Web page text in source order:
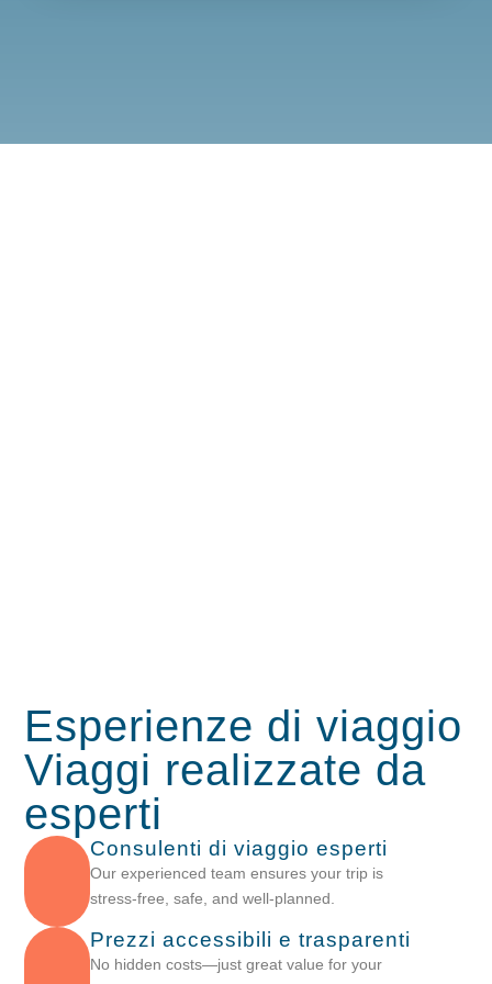
Esperienze di viaggio
Viaggi realizzate da
esperti
Consulenti di viaggio esperti
Our experienced team ensures your trip is
stress-free, safe, and well-planned.
Prezzi accessibili e trasparenti
No hidden costs—just great value for your